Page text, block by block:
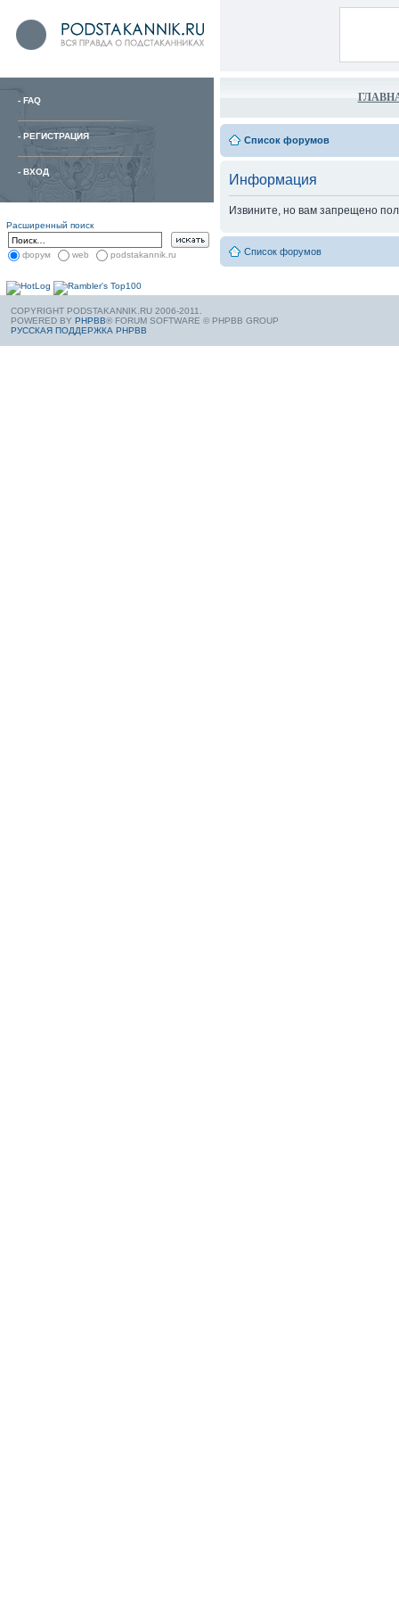
- FAQ
- РЕГИСТРАЦИЯ
- ВХОД
Расширенный поиск
форум web podstakannik.ru
Список форумов
Информация
Извините, но вам запрещено
Список форумов
COPYRIGHT PODSTAKANNIK.RU 2006-2011.
POWERED BY PHPBB® FORUM SOFTWARE © PHPBB GROUP
РУССКАЯ ПОДДЕРЖКА PHPBB